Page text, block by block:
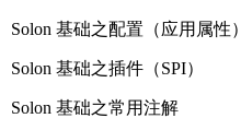
Solon 基础之配置（应用属性）
Solon 基础之插件（SPI）
Solon 基础之常用注解